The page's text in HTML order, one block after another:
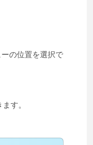
の位置を選択で
す。